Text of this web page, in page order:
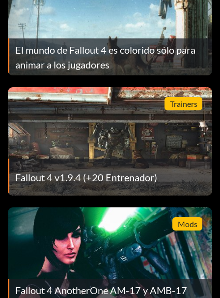
El mundo de Fallout 4 es colorido sólo para
animar a los jugadores
Trainers
Fallout 4 v1.9.4 (+20 Entrenador)
Mods
Fallout 4 AnotherOne AM-17 y AMB-17